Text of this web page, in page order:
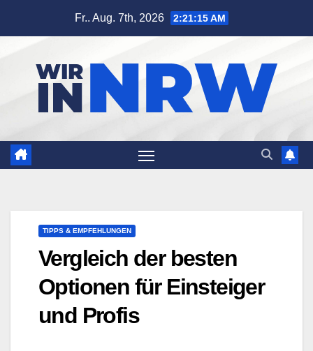
Fr.. Aug. 7th, 2026 2:21:16 AM
TIPPS & EMPFEHLUNGEN
Vergleich der besten
Optionen für Einsteiger
und Profis